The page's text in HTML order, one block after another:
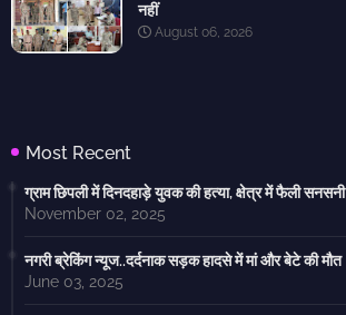
नहीं
August 06, 2026
Most Recent
ग्राम छिपली में दिनदहाड़े युवक की हत्या, क्षेत्र में फैली सनसनी
November 02, 2025
नगरी ब्रेकिंग न्यूज..दर्दनाक सड़क हादसे में मां और बेटे की मौत
June 03, 2025